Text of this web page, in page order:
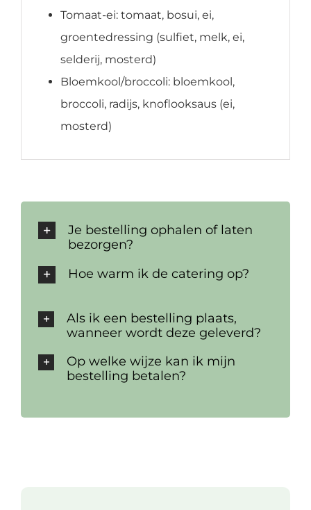
Tomaat-ei: tomaat, bosui, ei,
groentedressing (sulfiet, melk, ei,
selderij, mosterd)
Bloemkool/broccoli: bloemkool,
broccoli, radijs, knoflooksaus (ei,
mosterd)
Je bestelling ophalen of laten
bezorgen?
Hoe warm ik de catering op?
Als ik een bestelling plaats,
wanneer wordt deze geleverd?
Op welke wijze kan ik mijn
bestelling betalen?